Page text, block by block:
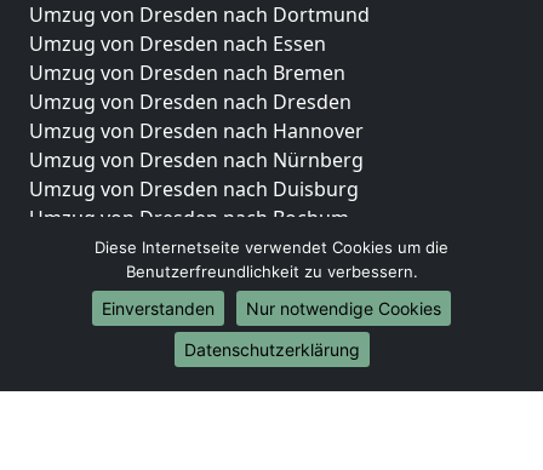
Umzug von Dresden nach Dortmund
Umzug von Dresden nach Essen
Umzug von Dresden nach Bremen
Umzug von Dresden nach Dresden
Umzug von Dresden nach Hannover
Umzug von Dresden nach Nürnberg
Umzug von Dresden nach Duisburg
Umzug von Dresden nach Bochum
Umzug von Dresden nach Wuppertal
Umzug von Dresden nach Bielefeld
Umzug von Dresden nach Bonn
Umzug von Dresden nach Münster
Diese Internetseite verwendet Cookies um die
Benutzerfreundlichkeit zu verbessern.
Einverstanden
Nur notwendige Cookies
Datenschutzerklärung